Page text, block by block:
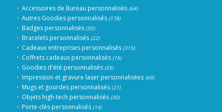
Accessoires de Bureau personnalisés (64)
Autres Goodies personnalisés (178)
Badges personnalisés (50)
Bracelets personnalisés (22)
Cadeaux entreprises personnalisés (315)
Coffrets cadeaux personnalisés (16)
Goodies d'été personnalisés (55)
Impression et gravure laser personnalisées (69)
Mugs et gourdes personnalisés (21)
Objets high-tech personnalisés (30)
Porte-clés personnalisés (14)